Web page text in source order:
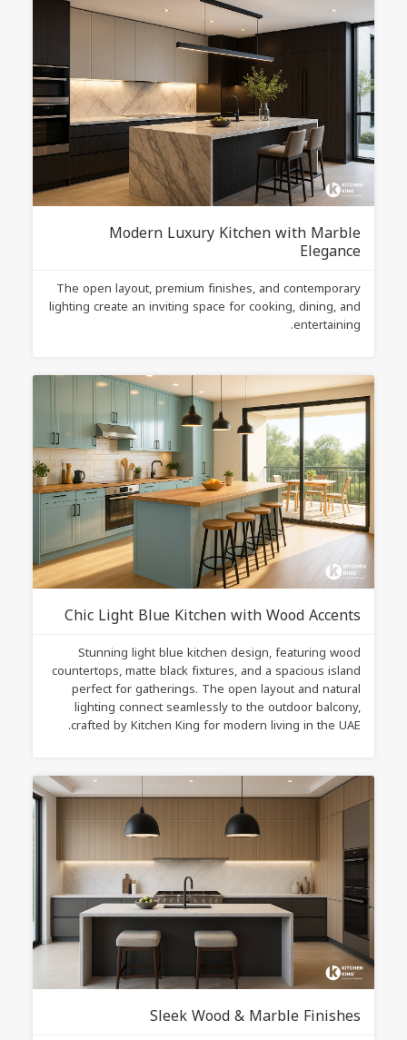
Modern Luxury Kitchen with Marble
Elegance
The open layout, premium finishes, and contemporary
lighting create an inviting space for cooking, dining, and
entertaining.
Chic Light Blue Kitchen with Wood Accents
Stunning light blue kitchen design, featuring wood
countertops, matte black fixtures, and a spacious island
perfect for gatherings. The open layout and natural
lighting connect seamlessly to the outdoor balcony,
crafted by Kitchen King for modern living in the UAE.
Sleek Wood & Marble Finishes